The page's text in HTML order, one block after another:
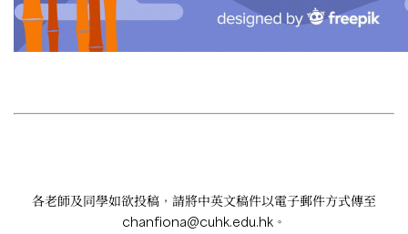
各老師及同學如欲投稿，請將中英文稿件以電子郵件方式傳至
chanfiona@cuhk.edu.hk 。